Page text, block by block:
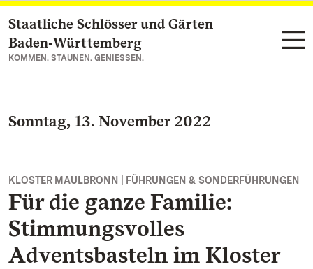
Zum Hauptinhalt springen
Staatliche Schlösser und Gärten
Baden‑Württemberg
KOMMEN. STAUNEN. GENIESSEN.
Sonntag, 13. November 2022
KLOSTER MAULBRONN | FÜHRUNGEN & SONDERFÜHRUNGEN
Für die ganze Familie:
Stimmungsvolles
Adventsbasteln im Kloster